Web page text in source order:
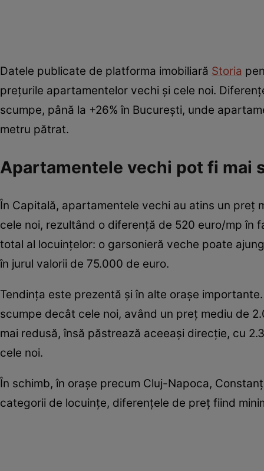
Datele publicate de platforma imobiliară Storia
prețurile apartamentelor vechi și cele noi.
scumpe, până la +26% în București, unde
metru pătrat.
Apartamentele vechi pot fi mai
În Capitală, apartamentele vechi au atins un preț
cele noi, rezultând o diferență de 520 euro/mp în
total al locuințelor: o garsonieră veche poate
în jurul valorii de 75.000 de euro.
Tendința este prezentă și în alte orașe
scumpe decât cele noi, având un preț mediu de
mai redusă, însă păstrează aceeași direcție, cu
cele noi.
În schimb, în orașe precum Cluj-Napoca,
categorii de locuințe, diferențele de preț fiind